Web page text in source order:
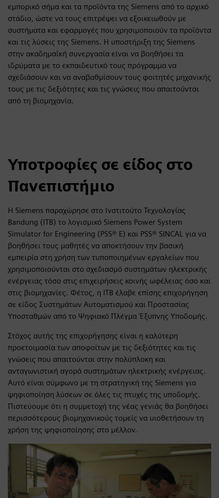
εμπορικό σήμα και τα προϊόντα της Siemens από το αρχικό
στάδιο, ώστε να τους επιτρέψει να εξοικειωθούν με
συστήματα και εφαρμογές που χρησιμοποιούν τα προϊόντα
και τις λύσεις της Siemens. Η υποστήριξη της Siemens
στην ακαδημαϊκή συνεργασία είναι να βοηθήσει τα
ιδρύματα με το εκπαιδευτικό τους πρόγραμμα να
σχεδιάσουν και να αναβαθμίσουν τους φοιτητές μηχανικής
τους με τις δεξιότητες και τις γνώσεις που απαιτούνται
από τη βιομηχανία.
Υποτροφίες σε είδος στο
Πανεπιστήμιο
Η Siemens παραχώρησε στο Ινστιτούτο Τεχνολογίας
Bandung (ITB) το λογισμικό Siemens Power System
Simulator for Engineering (PSS® E) και PSS® SINCAL για να
βοηθήσει τους μαθητές να αποκτήσουν την βασική
εμπειρία στη χρήση των τυποποιημένων εργαλείων που
χρησιμοποιούνται στο σχεδιασμό συστημάτων ηλεκτρικής
ενέργειας τόσο στις επιχειρήσεις κοινής ωφέλειας όσο και
στις βιομηχανίες. Φέτος, η ITB έλαβε επίσης επιχορήγηση
σε είδος Συστημάτων Αυτοματισμού και Προστασίας
Υποσταθμών από το Ψηφιακό Πλέγμα Έξυπνης Υποδομής.
Στόχος αυτής της επιχορήγησης είναι η καλύτερη
προετοιμασία των αποφοίτων με τις δεξιότητες και τις
γνώσεις που απαιτούνται στην πολύπλοκη και
ανταγωνιστική αγορά συστημάτων ηλεκτρικής ενέργειας.
Αυτό είναι σύμφωνο με τη στρατηγική της Siemens για
ψηφιοποίηση λύσεων σε όλες τις πτυχές της υποδομής.
Πιστεύουμε ότι η συμμετοχή της νέας γενιάς θα βοηθήσει
περισσότερους βιομηχανικούς τομείς να υιοθετήσουν τη
χρήση της ψηφιοποίησης στο μέλλον.